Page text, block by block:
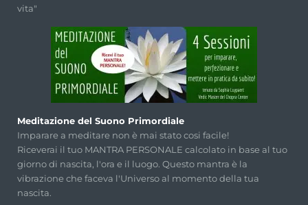
vita"
Meditazione del Suono Primordiale
Imparare a meditare non è mai stato cosi facile!
Riceverai il tuo MANTRA PERSONALE calcolato in base al tuo
giorno di nascita, l'ora e il luogo. Questo mantra è la
vibrazione che faceva l'Universo al momento della tua
nascita.